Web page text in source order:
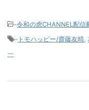
-令和の虎CHANNEL配信
- トモハッピー/齋藤友晴
一